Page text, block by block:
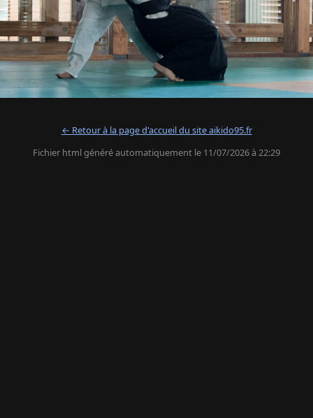
← Retour à la page d'accueil du site aikido95.fr
Fichier html généré automatiquement le 11/07/2026 à 22:29